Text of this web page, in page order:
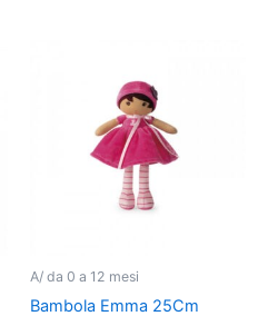
A/ da 0 a 12 mesi
Bambola Emma 25Cm